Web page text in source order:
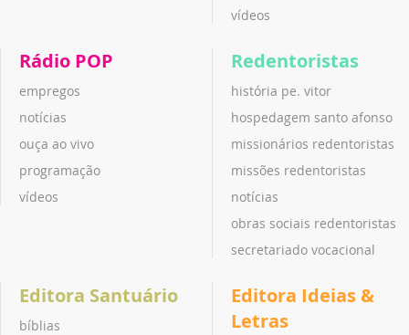
vídeos
Rádio POP
empregos
notícias
ouça ao vivo
programação
vídeos
Redentoristas
história pe. vitor
hospedagem santo afonso
missionários redentoristas
missões redentoristas
notícias
obras sociais redentoristas
secretariado vocacional
Editora Santuário
bíblias
Editora Ideias &
Letras